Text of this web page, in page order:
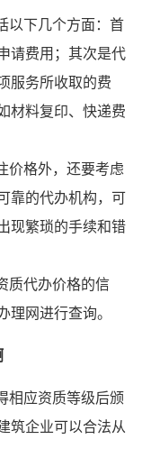
以下几个方面：首
请费用；其次是代
服务所收取的费
材料复印、快递费
价格外，还要考虑
靠的代办机构，可
现繁琐的手续和错
质代办价格的信
理网进行查询。
相应资质等级后颁
筑企业可以合法从